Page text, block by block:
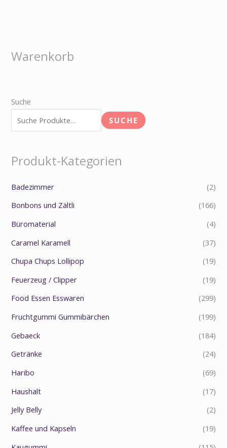
Warenkorb
Suche
SUCHE
Produkt-Kategorien
Badezimmer
(2)
Bonbons und Zältli
(166)
Büromaterial
(4)
Caramel Karamell
(37)
Chupa Chups Lollipop
(19)
Feuerzeug / Clipper
(19)
Food Essen Esswaren
(299)
Fruchtgummi Gummibärchen
(199)
Gebaeck
(184)
Getränke
(24)
Haribo
(69)
Haushalt
(17)
Jelly Belly
(2)
Kaffee und Kapseln
(19)